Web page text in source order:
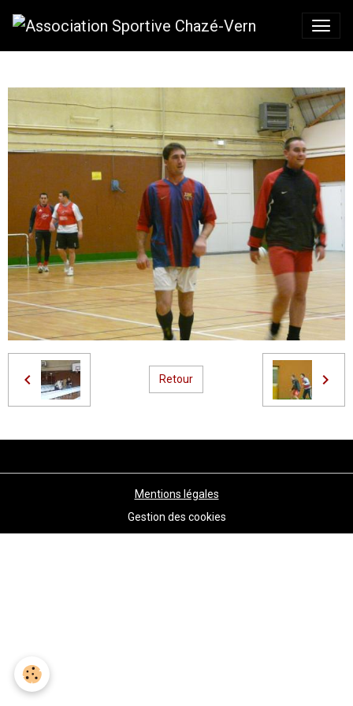
Retour
Mentions légales
Gestion des cookies